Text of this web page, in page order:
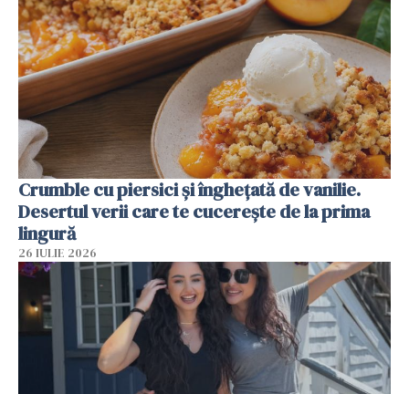
Crumble cu piersici și înghețată de vanilie.
Desertul verii care te cucerește de la prima
lingură
26 IULIE 2026